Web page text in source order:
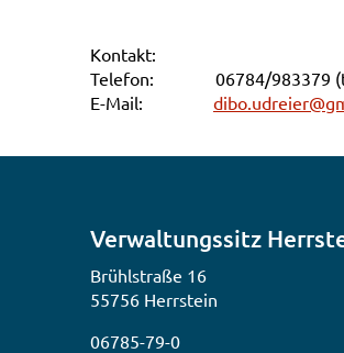
Kontakt:
Telefon: 06784/983379
E-Mail:
Verwaltungssitz
Brühlstraße 16
55756 Herrstein
06785-79-0